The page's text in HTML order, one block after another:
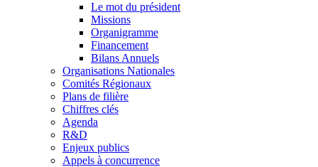
Le mot du président
Missions
Organigramme
Financement
Bilans Annuels
Organisations Nationales
Comités Régionaux
Plans de filière
Chiffres clés
Agenda
R&D
Enjeux publics
Appels à concurrence